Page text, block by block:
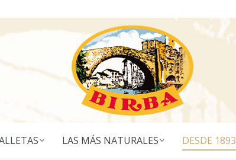
LAS MÁS NATURALES DESDE 1893